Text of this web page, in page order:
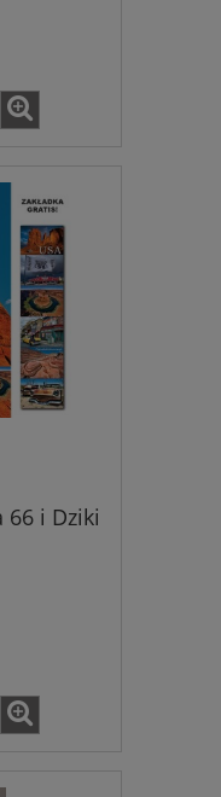
66 i Dziki